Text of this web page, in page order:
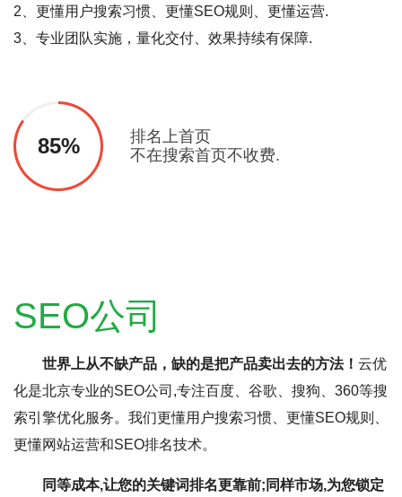
2、更懂用户搜索习惯、更懂SEO规则、更懂运营.
3、专业团队实施，量化交付、效果持续有保障.
85%
排名上首页
不在搜索首页不收费.
SEO公司
世界上从不缺产品，缺的是把产品卖出去的方法！ 云优
化是北京专业的SEO公司,专注百度、谷歌、搜狗、360等搜
索引擎优化服务。我们更懂用户搜索习惯、更懂SEO规则、
更懂网站运营和SEO排名技术。
同等成本,让您的关键词排名更靠前;同样市场,为您锁定